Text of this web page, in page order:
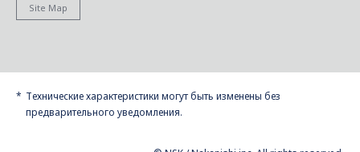
Site Map
Технические характеристики могут быть изменены без
предварительного уведомления.